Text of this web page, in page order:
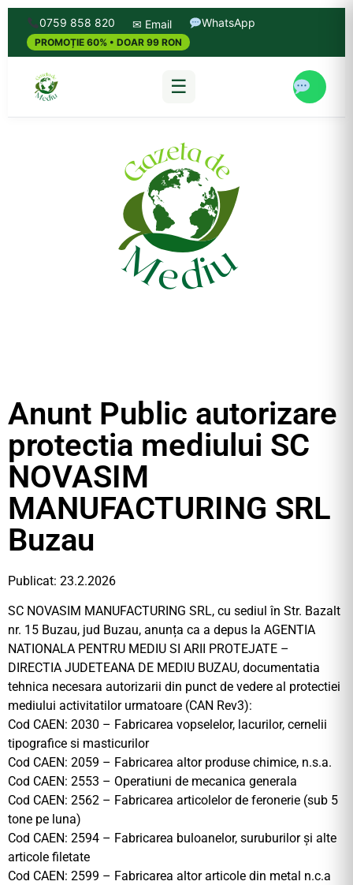
0759 858 820 ✉ Email WhatsApp
PROMOȚIE 60% • DOAR 99 RON
☰
Anunt Public autorizare
protectia mediului SC
NOVASIM
MANUFACTURING SRL
Buzau
Publicat: 23.2.2026
SC NOVASIM MANUFACTURING SRL, cu sediul în Str. Bazalt
nr. 15 Buzau, jud Buzau, anunța ca a depus la AGENTIA
NATIONALA PENTRU MEDIU SI ARII PROTEJATE –
DIRECTIA JUDETEANA DE MEDIU BUZAU, documentatia
tehnica necesara autorizarii din punct de vedere al protectiei
mediului activitatilor urmatoare (CAN Rev3):
Cod CAEN: 2030 – Fabricarea vopselelor, lacurilor, cernelii
tipografice si masticurilor
Cod CAEN: 2059 – Fabricarea altor produse chimice, n.s.a.
Cod CAEN: 2553 – Operatiuni de mecanica generala
Cod CAEN: 2562 – Fabricarea articolelor de feronerie (sub 5
tone pe luna)
Cod CAEN: 2594 – Fabricarea buloanelor, suruburilor și alte
articole filetate
Cod CAEN: 2599 – Fabricarea altor articole din metal n.c.a